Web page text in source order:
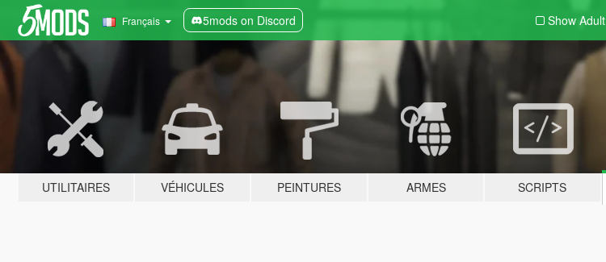
Français 5mods on Discord Show Adult
UTILITAIRES VÉHICULES PEINTURES ARMES SCRIPTS